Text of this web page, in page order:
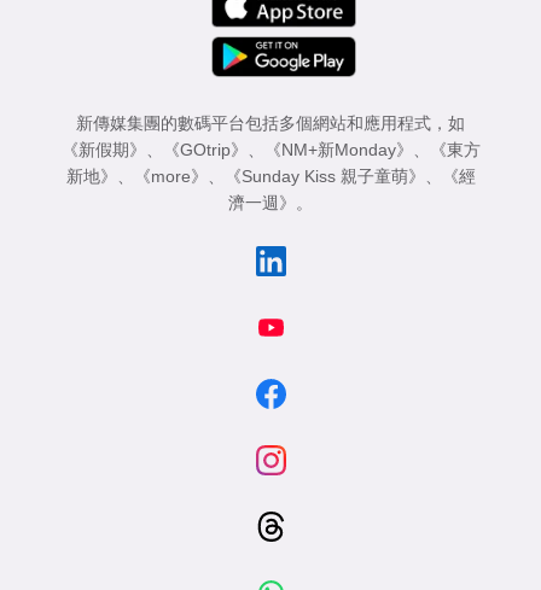
新傳媒集團的數碼平台包括多個網站和應用程式，如
《新假期》
《GOtrip》 《NM+新Monday》
《東方
新地》
《more》 《Sunday Kiss 親子童萌》
《經
濟一週》
。